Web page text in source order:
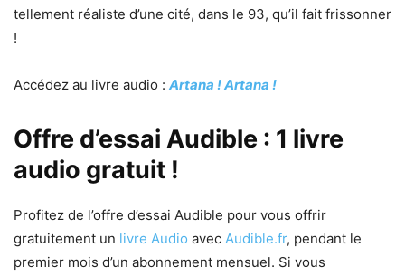
tellement réaliste d’une cité, dans le 93, qu’il fait frissonner
!
Accédez au livre audio : Artana ! Artana !
Offre d’essai Audible : 1 livre
audio gratuit !
Profitez de l’offre d’essai Audible pour vous offrir
gratuitement un livre Audio avec Audible.fr, pendant le
premier mois d’un abonnement mensuel. Si vous